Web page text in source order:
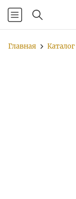
Главная Каталог